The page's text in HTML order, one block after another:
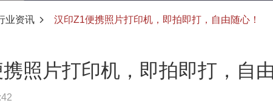
业资讯 汉印Z1便携照片打印机，即拍即打，自由随心！
照片打印机，即拍即打，自